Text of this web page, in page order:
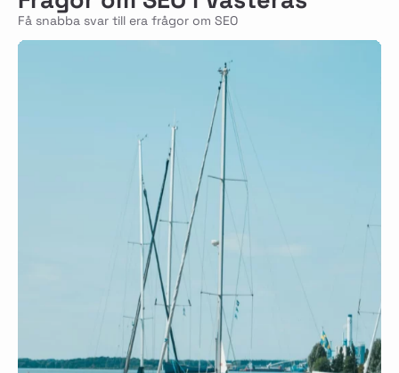
Få snabba svar till era frågor om SEO